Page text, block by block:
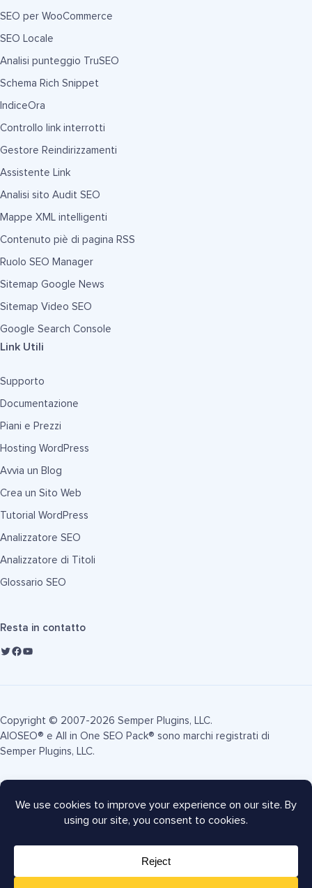
SEO per WooCommerce
SEO Locale
Analisi punteggio TruSEO
Schema Rich Snippet
IndiceOra
Controllo link interrotti
Gestore Reindirizzamenti
Assistente Link
Analisi sito Audit SEO
Mappe XML intelligenti
Contenuto piè di pagina RSS
Ruolo SEO Manager
Sitemap Google News
Sitemap Video SEO
Google Search Console
Link Utili
Supporto
Documentazione
Piani e Prezzi
Hosting WordPress
Avvia un Blog
Crea un Sito Web
Tutorial WordPress
Analizzatore SEO
Analizzatore di Titoli
Glossario SEO
Resta in contatto
Copyright © 2007-2026 Semper Plugins, LLC.
AIOSEO® e All in One SEO Pack® sono marchi registrati di
Semper Plugins, LLC.
Termini di Servizio
Mappa del sito
Coupon AIOSEO